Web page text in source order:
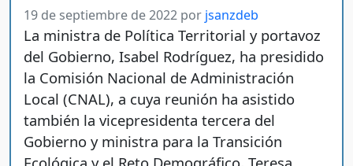
19 de septiembre de 2022 por jsanzdeb
La ministra de Política Territorial y portavoz
del Gobierno, Isabel Rodríguez, ha presidido
la Comisión Nacional de Administración
Local (CNAL), a cuya reunión ha asistido
también la vicepresidenta tercera del
Gobierno y ministra para la Transición